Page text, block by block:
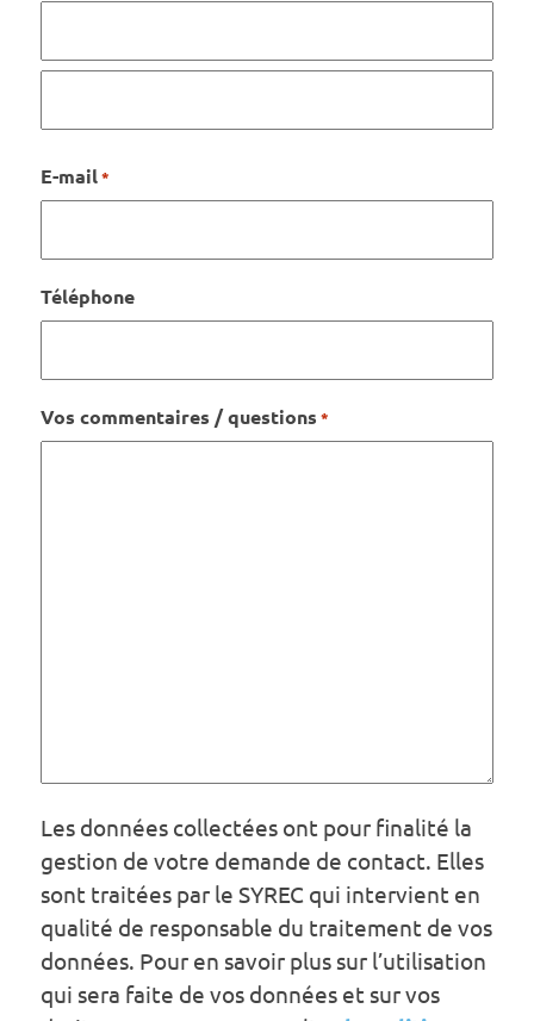
Prénom
E-mail *
Téléphone
Vos commentaires / questions *
Les données collectées ont pour finalité la
gestion de votre demande de contact. Elles
sont traitées par le SYREC qui intervient en
qualité de responsable du traitement de vos
données. Pour en savoir plus sur l’utilisation
qui sera faite de vos données et sur vos